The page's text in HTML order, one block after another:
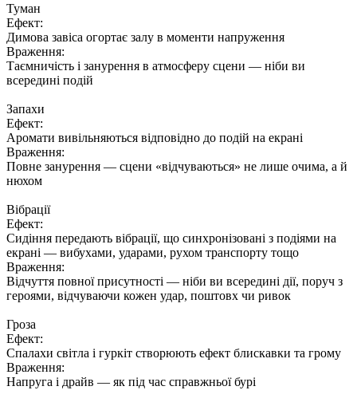
Туман
Ефект:
Димова завіса огортає залу в моменти напруження
Враження:
Таємничість і занурення в атмосферу сцени — ніби ви
всередині подій
Запахи
Ефект:
Аромати вивільняються відповідно до подій на екрані
Враження:
Повне занурення — сцени «відчуваються» не лише очима, а й
нюхом
Вібрації
Ефект:
Сидіння передають вібрації, що синхронізовані з подіями на
екрані — вибухами, ударами, рухом транспорту тощо
Враження:
Відчуття повної присутності — ніби ви всередині дії, поруч з
героями, відчуваючи кожен удар, поштовх чи ривок
Гроза
Ефект:
Спалахи світла і гуркіт створюють ефект блискавки та грому
Враження:
Напруга і драйв — як під час справжньої бурі